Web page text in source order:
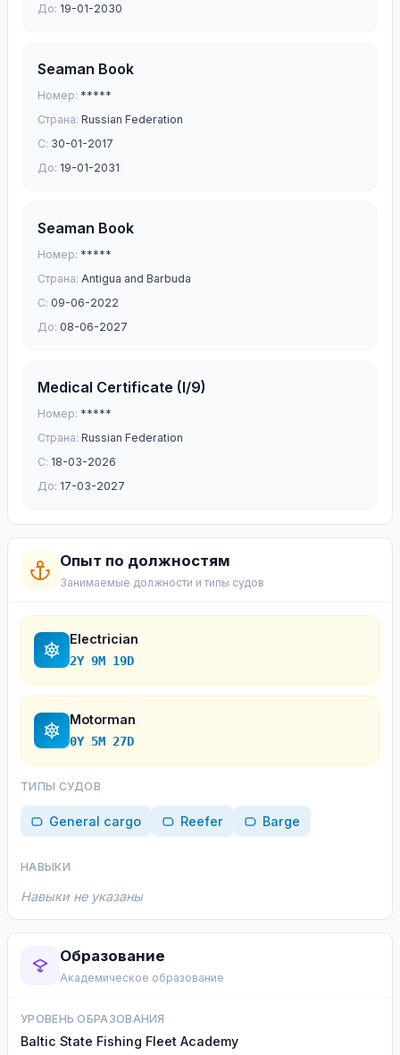
До: 19-01-2030
Seaman Book
Номер: *****
Страна: Russian Federation
С: 30-01-2017
До: 19-01-2031
Seaman Book
Номер: *****
Страна: Antigua and Barbuda
С: 09-06-2022
До: 08-06-2027
Medical Certificate (I/9)
Номер: *****
Страна: Russian Federation
С: 18-03-2026
До: 17-03-2027
Опыт по должностям
Занимаемые должности и типы судов
Electrician
2Y 9M 19D
Motorman
0Y 5M 27D
ТИПЫ СУДОВ
General cargo Reefer Barge
НАВЫКИ
Навыки не указаны
Образование
Академическое образование
УРОВЕНЬ ОБРАЗОВАНИЯ
Baltic State Fishing Fleet Academy